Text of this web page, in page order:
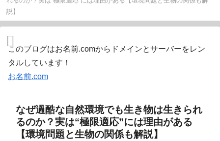
説】
このブログはお名前.comからドメインとサーバーをレン
タルしています！
お名前.com
なぜ過酷な自然環境でも生き物は生きられ
るのか？実は“極限適応”には理由がある
【環境問題と生物の関係も解説】